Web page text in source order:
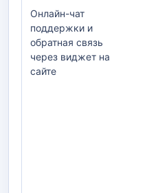
Онлайн-чат
поддержки и
обратная связь
через виджет на
сайте